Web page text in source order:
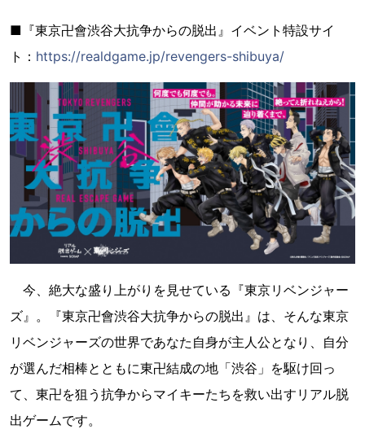
■『東京卍會渋谷大抗争からの脱出』イベント特設サイ
ト： https://realdgame.jp/revengers-shibuya/
今、絶大な盛り上がりを見せている『東京リベンジャー
ズ』。『東京卍會渋谷大抗争からの脱出』は、そんな東京
リベンジャーズの世界であなた自身が主人公となり、自分
が選んだ相棒とともに東卍結成の地「渋谷」を駆け回っ
て、東卍を狙う抗争からマイキーたちを救い出すリアル脱
出ゲームです。